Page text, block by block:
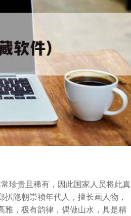
珍贵且稀有，因此国家人员将此真
隐朝崇祯年代人，擅长画人物，
雅，极有韵律，偶做山水，具是精